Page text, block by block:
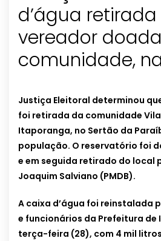
d’água
vereador
comunidade,
Justiça Eleitoral determinou
foi retirada da comunidade
Itaporanga, no Sertão da
população. O reservatório foi
e em seguida retirado do local
Joaquim Salviano (PMDB).
A caixa d’água foi reinstalada
e funcionários da Prefeitura
terça-feira (28), com 4 mil